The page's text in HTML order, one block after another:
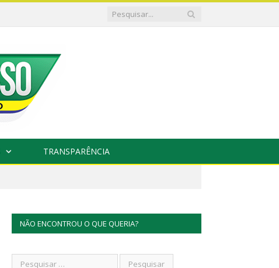
TRANSPARÊNCIA
NÃO ENCONTROU O QUE QUERIA?